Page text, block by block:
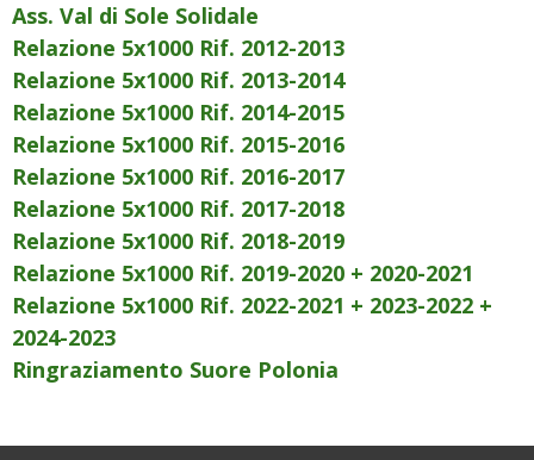
Ass. Val di Sole Solidale
Relazione 5x1000 Rif. 2012-2013
Relazione 5x1000 Rif. 2013-2014
Relazione 5x1000 Rif. 2014-2015
Relazione 5x1000 Rif. 2015-2016
Relazione 5x1000 Rif. 2016-2017
Relazione 5x1000 Rif. 2017-2018
Relazione 5x1000 Rif. 2018-2019
Relazione 5x1000 Rif. 2019-2020 + 2020-2021
Relazione 5x1000 Rif. 2022-2021 + 2023-2022 +
2024-2023
Ringraziamento Suore Polonia